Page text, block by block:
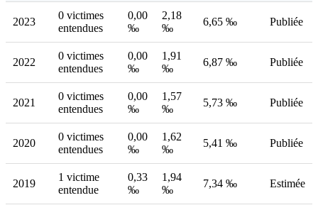
2023
0 victimes
entendues
0,00
‰
2,18
‰
6,65 ‰ Publiée
2022
0 victimes
entendues
0,00
‰
1,91
‰
6,87 ‰ Publiée
2021
0 victimes
entendues
0,00
‰
1,57
‰
5,73 ‰ Publiée
2020
0 victimes
entendues
0,00
‰
1,62
‰
5,41 ‰ Publiée
2019
1 victime
entendue
0,33
‰
1,94
‰
7,34 ‰ Estimée